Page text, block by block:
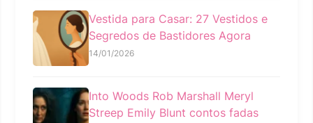
Vestida para Casar: 27 Vestidos e
Segredos de Bastidores Agora
14/01/2026
Into Woods Rob Marshall Meryl
Streep Emily Blunt contos fadas